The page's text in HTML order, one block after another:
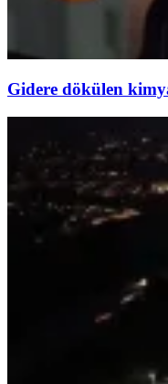
Gidere dökülen